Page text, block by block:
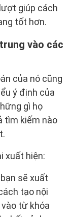
giúp cách
tốt hơn.
vào các
của nó cũng
ý định của
gì họ
tìm kiếm nào
xuất hiện:
sẽ xuất
tạo nội
từ khóa